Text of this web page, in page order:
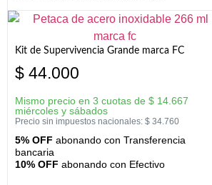
Kit de Supervivencia Grande marca FC
$ 44.000
Mismo precio en 3 cuotas de $ 14.667
miércoles y sábados
Precio sin impuestos nacionales: $ 34.760
5% OFF abonando con Transferencia
bancaria
10% OFF abonando con Efectivo